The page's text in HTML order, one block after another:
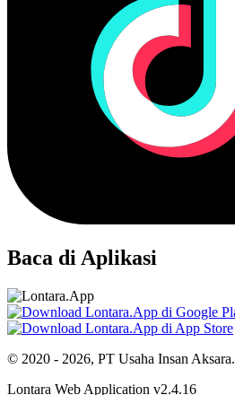
Baca di Aplikasi
© 2020 - 2026, PT Usaha Insan Aksara.
Lontara Web Application v2.4.16